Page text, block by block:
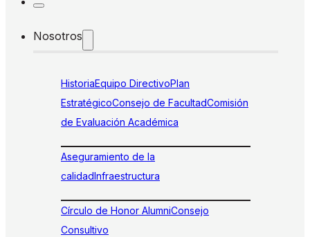
Nosotros
HistoriaEquipo DirectivoPlan
EstratégicoConsejo de FacultadComisión
de Evaluación Académica
Aseguramiento de la
calidadInfraestructura
Círculo de Honor AlumniConsejo
Consultivo